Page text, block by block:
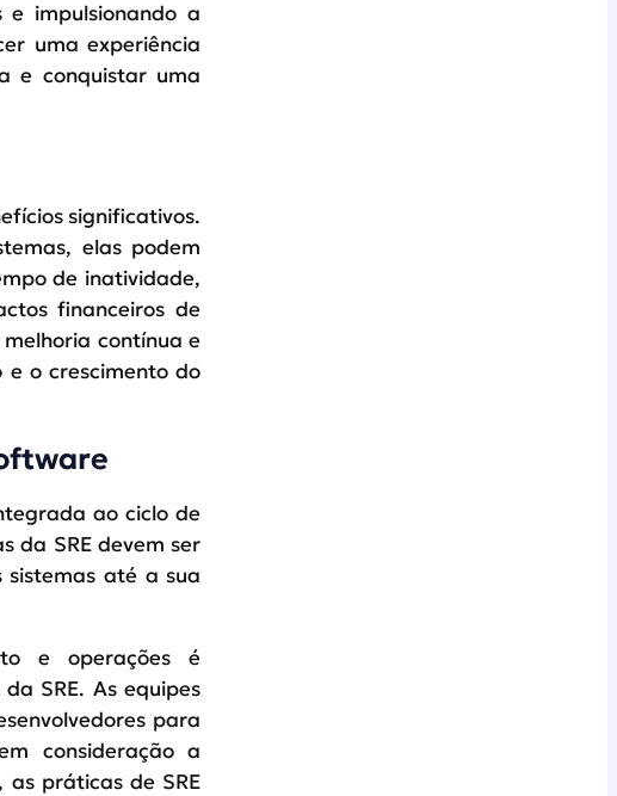
e impulsionando a
uma experiência
e conquistar uma
significativos.
elas podem
de inatividade,
financeiros de
contínua e
e o crescimento do
ao ciclo de
da SRE devem ser
sistemas até a sua
e operações é
SRE. As equipes
para
consideração a
práticas de SRE